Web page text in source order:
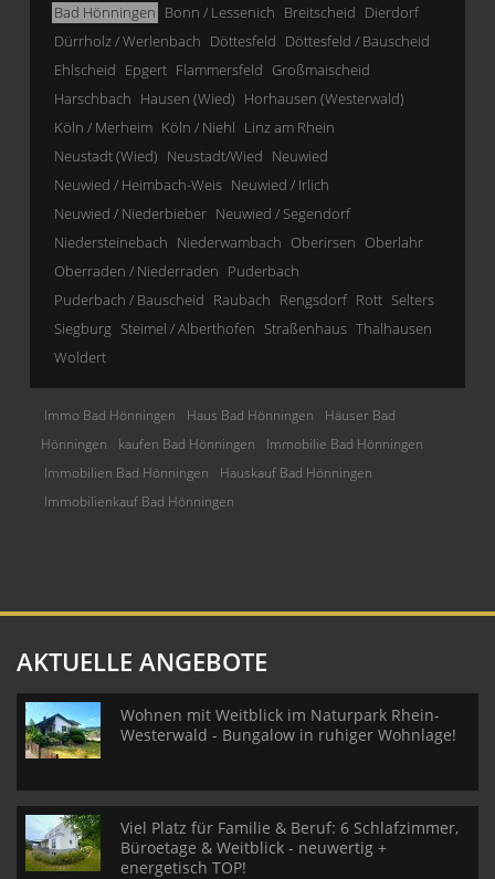
Bad Hönningen Bonn / Lessenich Breitscheid Dierdorf
Dürrholz / Werlenbach Döttesfeld Döttesfeld / Bauscheid
Ehlscheid Epgert Flammersfeld Großmaischeid
Harschbach Hausen (Wied) Horhausen (Westerwald)
Köln / Merheim Köln / Niehl Linz am Rhein
Neustadt (Wied) Neustadt/Wied Neuwied
Neuwied / Heimbach-Weis Neuwied / Irlich
Neuwied / Niederbieber Neuwied / Segendorf
Niedersteinebach Niederwambach Oberirsen Oberlahr
Oberraden / Niederraden Puderbach
Puderbach / Bauscheid Raubach Rengsdorf Rott Selters
Siegburg Steimel / Alberthofen Straßenhaus Thalhausen
Woldert
Immo Bad Hönningen Haus Bad Hönningen
Häuser Bad
Hönningen
kaufen Bad Hönningen
Immobilie Bad Hönningen
Immobilien Bad Hönningen
Hauskauf Bad Hönningen
Immobilienkauf Bad Hönningen
AKTUELLE ANGEBOTE
Wohnen mit Weitblick im Naturpark Rhein-
Westerwald - Bungalow in ruhiger Wohnlage!
Viel Platz für Familie & Beruf: 6 Schlafzimmer,
Büroetage & Weitblick - neuwertig +
energetisch TOP!